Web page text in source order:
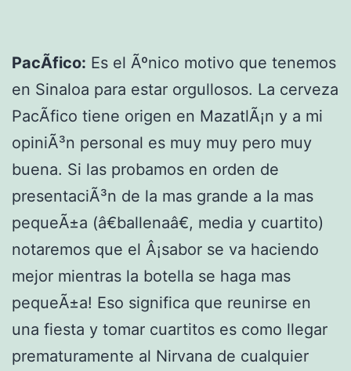
PacÃ­fico: Es el Ãºnico motivo que tenemos
en Sinaloa para estar orgullosos. La cerveza
PacÃ­fico tiene origen en MazatlÃ¡n y a mi
opiniÃ³n personal es muy muy pero muy
buena. Si las probamos en orden de
presentaciÃ³n de la mas grande a la mas
pequeÃ±a (â€ballenaâ€, media y cuartito)
notaremos que el Â¡sabor se va haciendo
mejor mientras la botella se haga mas
pequeÃ±a! Eso significa que reunirse en
una fiesta y tomar cuartitos es como llegar
prematuramente al Nirvana de cualquier